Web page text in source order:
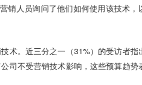
销人员询问了他们如何使用该技术，
术。近三分之一（31%）的受访者指
司不受营销技术影响，这些预算趋势